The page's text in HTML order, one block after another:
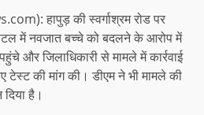
हापुड़ की स्वर्गाश्रम रोड पर
में नवजात बच्चे को बदलने के आरोप में
और जिलाधिकारी से मामले में कार्रवाई
टेस्ट की मांग की। डीएम ने भी मामले की
है।